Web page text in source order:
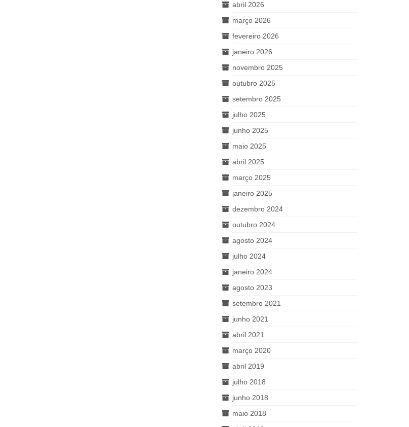
abril 2026
março 2026
fevereiro 2026
janeiro 2026
novembro 2025
outubro 2025
setembro 2025
julho 2025
junho 2025
maio 2025
abril 2025
março 2025
janeiro 2025
dezembro 2024
outubro 2024
agosto 2024
julho 2024
janeiro 2024
agosto 2023
setembro 2021
junho 2021
abril 2021
março 2020
abril 2019
julho 2018
junho 2018
maio 2018